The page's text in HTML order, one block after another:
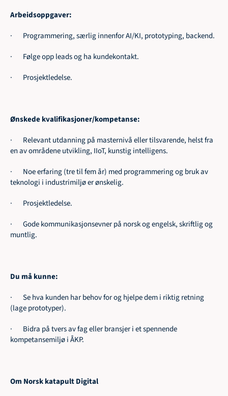
Arbeidsoppgaver:
·       Programmering, særlig innenfor AI/KI, prototyping, backend.
·       Følge opp leads og ha kundekontakt.
·       Prosjektledelse.
Ønskede kvalifikasjoner/kompetanse:
·       Relevant utdanning på masternivå eller tilsvarende, helst fra
en av områdene utvikling, IIoT, kunstig intelligens.
·       Noe erfaring (tre til fem år) med programmering og bruk av
teknologi i industrimiljø er ønskelig.
·       Prosjektledelse.
·       Gode kommunikasjonsevner på norsk og engelsk, skriftlig og
muntlig.
Du må kunne:
·       Se hva kunden har behov for og hjelpe dem i riktig retning
(lage prototyper).
·       Bidra på tvers av fag eller bransjer i et spennende
kompetansemiljø i ÅKP.
Om Norsk katapult Digital